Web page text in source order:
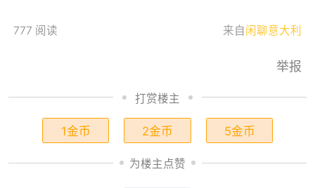
777 阅读 来自 闲聊意大利
举报
打赏楼主
1金币 2金币 5金币
为楼主点赞